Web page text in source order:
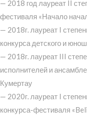
— 2018 год лауреат II
фестиваля «Начало
— 2018г. лауреат I
конкурса детского и
— 2018г. лауреат III
исполнителей и
Кумертау
— 2020г. лауреат I
конкурса-фестиваля